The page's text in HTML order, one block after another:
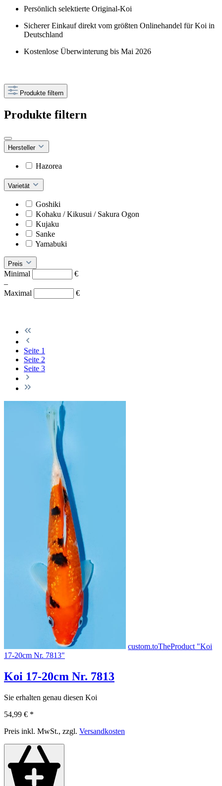
Persönlich selektierte Original-Koi
Sicherer Einkauf direkt vom größten Onlinehandel für Koi in
Deutschland
Kostenlose Überwinterung bis Mai 2026
Produkte filtern
Produkte filtern
Hersteller
Hazorea
Varietät
Goshiki
Kohaku / Kikusui / Sakura Ogon
Kujaku
Sanke
Yamabuki
Preis
Minimal
€
–
Maximal
€
Seite 1
Seite 2
Seite 3
custom.toTheProduct "Koi
17-20cm Nr. 7813"
Koi 17-20cm Nr. 7813
Sie erhalten genau diesen Koi
54,99 € *
Preis inkl. MwSt., zzgl. Versandkosten